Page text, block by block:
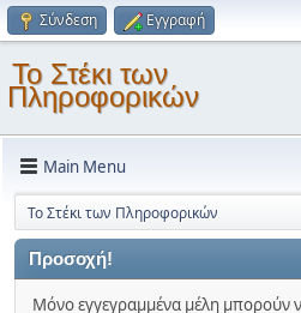
Σύνδεση Εγγραφή
Το Στέκι των
Πληροφορικών
Main Menu
Το Στέκι των Πληροφορικών
Προσοχή!
Μόνο εγγεγραμμένα μέλη μπορούν